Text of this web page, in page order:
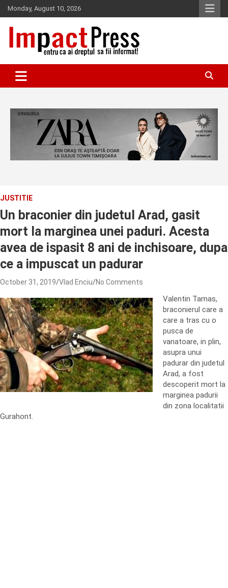
Skip
to
content
Monday, August 10, 2026
IMPACTPRESS
JUSTITIE
Un braconier din judetul Arad, gasit
mort la marginea unei paduri. Acesta
avea de ispasit 8 ani de inchisoare, dupa
ce a impuscat un padurar
October 31, 2019 Vlad Enciu No Comments
Valentin Tamas,
braconierul care a
care a tras cu o
pusca de
vanatoare, in plin,
asupra unui
padurar din judetul
Arad, a fost
descoperit mort la
marginea padurii
din zona localitatii
Gurahont.